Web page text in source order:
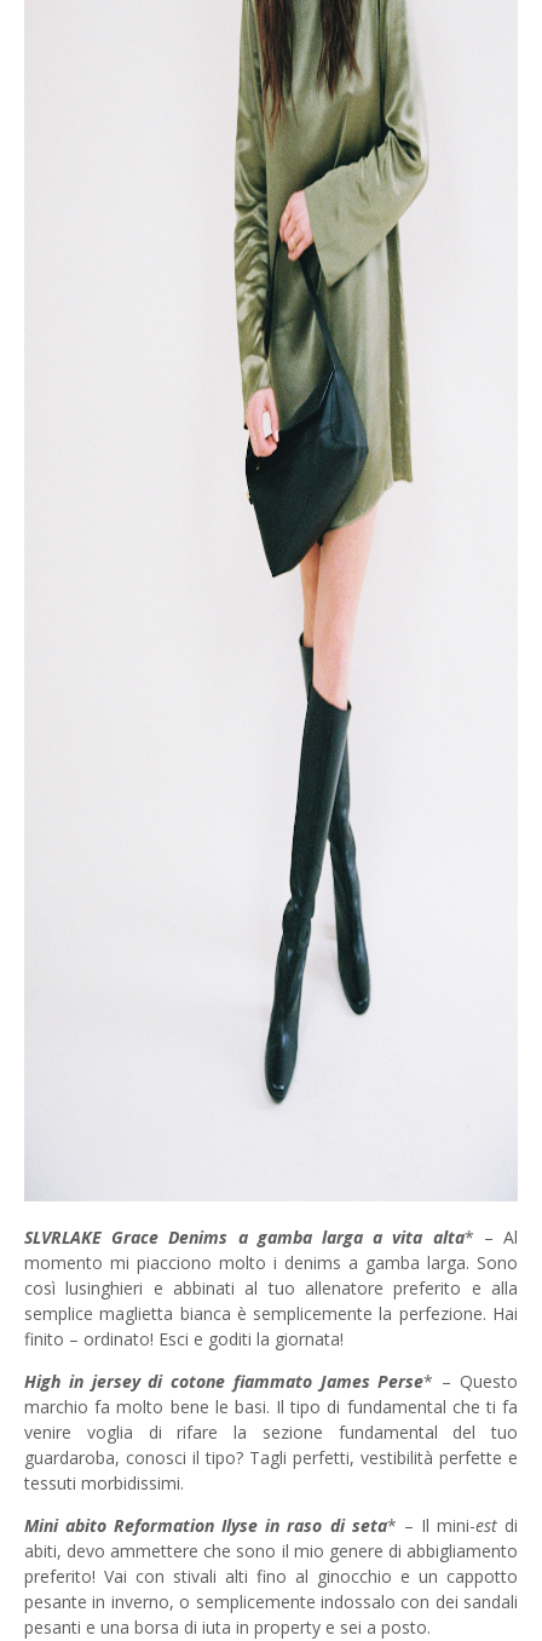
SLVRLAKE Grace Denims a gamba larga a vita alta* – Al
momento mi piacciono molto i denims a gamba larga. Sono
così lusinghieri e abbinati al tuo allenatore preferito e alla
semplice maglietta bianca è semplicemente la perfezione. Hai
finito – ordinato! Esci e goditi la giornata!
High in jersey di cotone fiammato James Perse* – Questo
marchio fa molto bene le basi. Il tipo di fundamental che ti fa
venire voglia di rifare la sezione fundamental del tuo
guardaroba, conosci il tipo? Tagli perfetti, vestibilità perfette e
tessuti morbidissimi.
Mini abito Reformation Ilyse in raso di seta* – Il mini-estdi
abiti, devo ammettere che sono il mio genere di abbigliamento
preferito! Vai con stivali alti fino al ginocchio e un cappotto
pesante in inverno, o semplicemente indossalo con dei sandali
pesanti e una borsa di iuta in property e sei a posto.